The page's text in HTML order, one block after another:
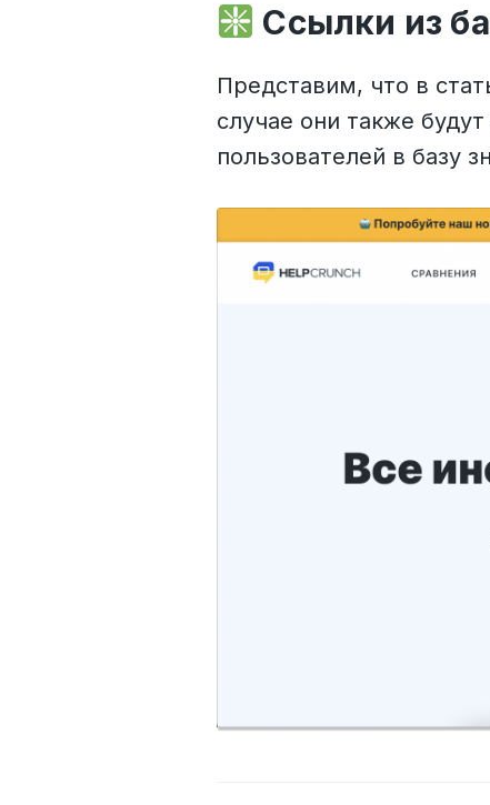
Ссылки из
Представим, что в
случае они также
пользователей в базу